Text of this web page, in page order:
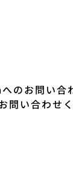
のお問い合
問い合わせく